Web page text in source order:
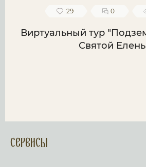
29 0
Виртуальный тур
Святой
Сервисы